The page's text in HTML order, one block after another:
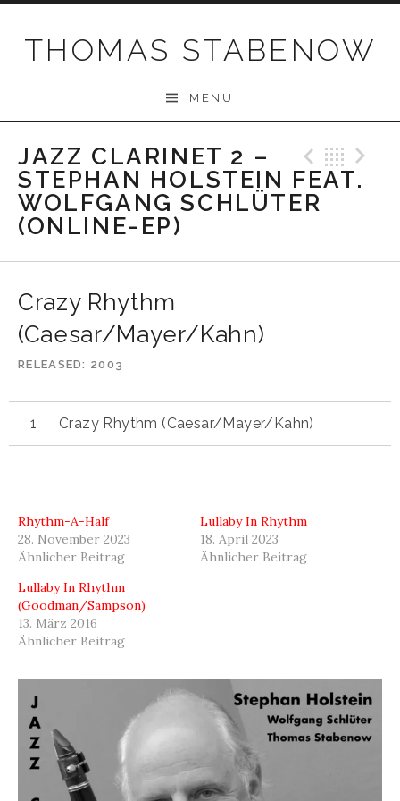
THOMAS STABENOW
MENU
JAZZ CLARINET 2 –
STEPHAN HOLSTEIN FEAT.
WOLFGANG SCHLÜTER
(ONLINE-EP)
Crazy Rhythm
(Caesar/Mayer/Kahn)
RELEASED 2003
Crazy Rhythm (Caesar/Mayer/Kahn)
Rhythm-A-Half
28. November 2023
Ähnlicher Beitrag
Lullaby In Rhythm
18. April 2023
Ähnlicher Beitrag
Lullaby In Rhythm
(Goodman/Sampson)
13. März 2016
Ähnlicher Beitrag